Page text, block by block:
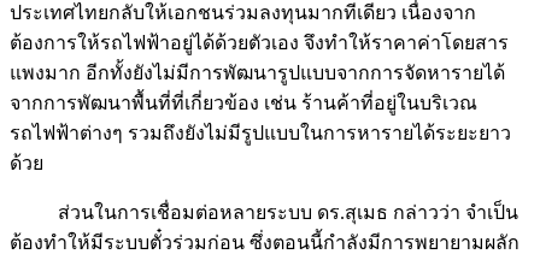
ประเทศไทยกลับให้เอกชนร่วมลงทุนมากทีเดียว เนื่องจาก
ต้องการให้รถไฟฟ้าอยู่ได้ด้วยตัวเอง จึงทำให้ราคาค่าโดยสาร
แพงมาก อีกทั้งยังไม่มีการพัฒนารูปแบบจากการจัดหารายได้
จากการพัฒนาพื้นที่ที่เกี่ยวข้อง เช่น ร้านค้าที่อยู่ในบริเวณ
รถไฟฟ้าต่างๆ รวมถึงยังไม่มีรูปแบบในการหารายได้ระยะยาว
ด้วย
ส่วนในการเชื่อมต่อหลายระบบ ดร.สุเมธ กล่าวว่า จำเป็น
ต้องทำให้มีระบบตั๋วร่วมก่อน ซึ่งตอนนี้กำลังมีการพยายามผลัก